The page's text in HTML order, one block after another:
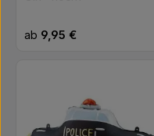
Regulärer Preis:
ab 9,95 €